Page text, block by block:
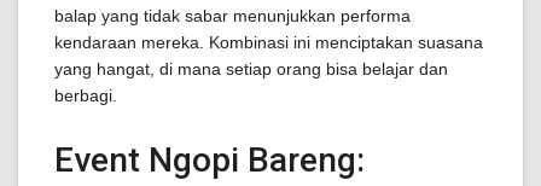
balap yang tidak sabar menunjukkan performa
kendaraan mereka. Kombinasi ini menciptakan suasana
yang hangat, di mana setiap orang bisa belajar dan
berbagi.
Event Ngopi Bareng: